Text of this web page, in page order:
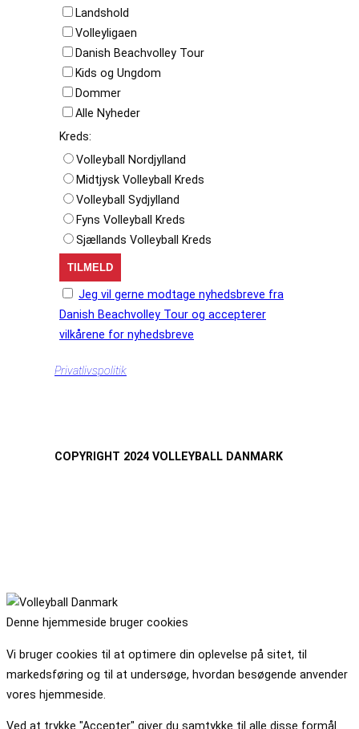
Landshold
Volleyligaen
Danish Beachvolley Tour
Kids og Ungdom
Dommer
Alle Nyheder
Kreds:
Volleyball Nordjylland
Midtjysk Volleyball Kreds
Volleyball Sydjylland
Fyns Volleyball Kreds
Sjællands Volleyball Kreds
Jeg vil gerne modtage nyhedsbreve fra
Danish Beachvolley Tour og accepterer
vilkårene for nyhedsbreve
Privatlivspolitik
COPYRIGHT 2024 VOLLEYBALL DANMARK
Denne hjemmeside bruger cookies
Vi bruger cookies til at optimere din oplevelse på sitet, til
markedsføring og til at undersøge, hvordan besøgende anvender
vores hjemmeside.
Ved at trykke "Accepter" giver du samtykke til alle disse formål.